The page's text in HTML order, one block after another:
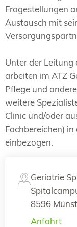
Fragestellungen
Austausch mit
Unter der Leitung
arbeiten im ATZ
Pflege und
weitere
Clinic und/oder
Fachbereichen)
einbezogen.
Geriatrie
8596
Anfahrt